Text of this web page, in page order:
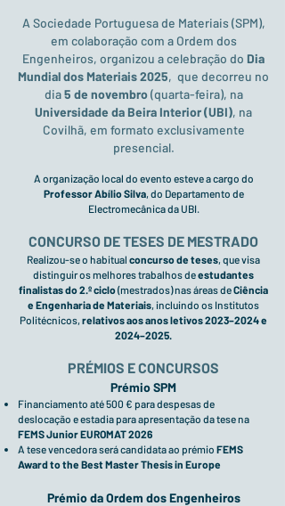
A Sociedade Portuguesa de Materiais (SPM),
em colaboração com a Ordem dos
Engenheiros, organizou a celebração do Dia
Mundial dos Materiais 2025, que decorreu no
dia5 de novembro(quarta-feira), na
Universidade da Beira Interior (UBI), na
Covilhã, em formato exclusivamente
presencial.
A organização local do evento esteve a cargo do
Professor Abílio Silva, do Departamento de
Electromecânica da UBI.
CONCURSO DE TESES DE MESTRADO
Realizou-se o habitual concurso de teses, que visa
distinguir os melhores trabalhos deestudantes
finalistas do 2.º ciclo(mestrados) nas áreas deCiência
e Engenharia de Materiais, incluindo os Institutos
Politécnicos, relativos aos anos letivos 2023–2024 e
2024–2025.
PRÉMIOS E CONCURSOS
Prémio SPM
Financiamento até 500 € para despesas de
deslocação e estadia para apresentação da tese na
FEMS Junior EUROMAT 2026
A tese vencedora será candidata ao prémio FEMS
Award to the Best Master Thesis in Europe
Prémio da Ordem dos Engenheiros